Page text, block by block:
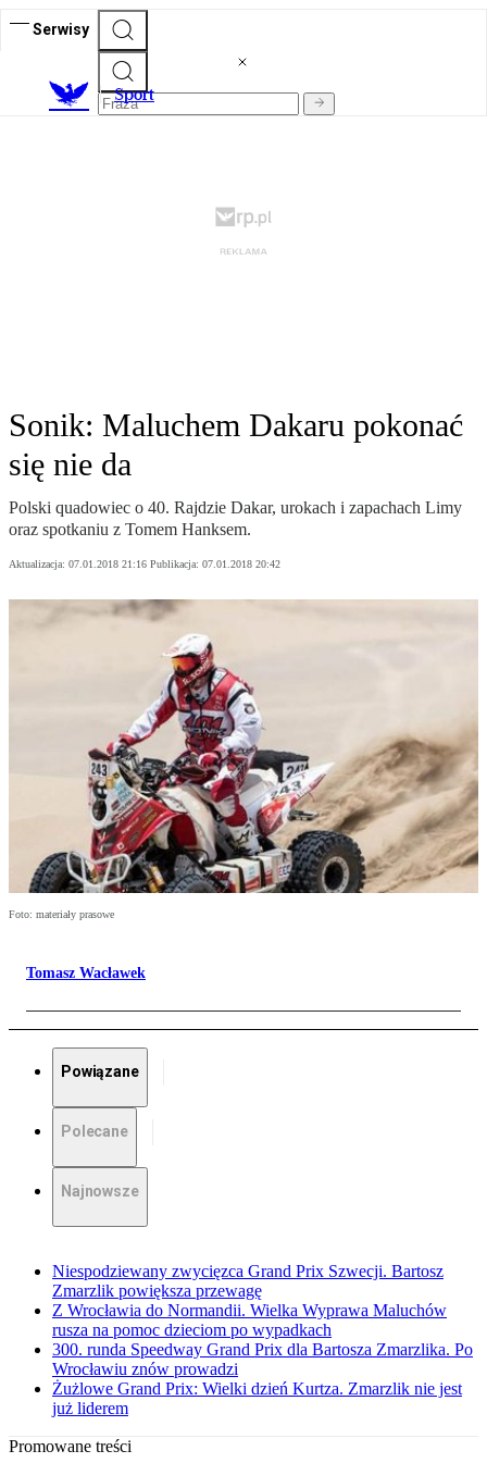
Serwisy
Sport
Sonik: Maluchem Dakaru pokonać
się nie da
Polski quadowiec o 40. Rajdzie Dakar, urokach i zapachach Limy
oraz spotkaniu z Tomem Hanksem.
Aktualizacja: 07.01.2018 21:16 Publikacja: 07.01.2018 20:42
Foto: materiały prasowe
Tomasz Wacławek
Powiązane
Polecane
Najnowsze
Niespodziewany zwycięzca Grand Prix Szwecji. Bartosz
Zmarzlik powiększa przewagę
Z Wrocławia do Normandii. Wielka Wyprawa Maluchów
rusza na pomoc dzieciom po wypadkach
300. runda Speedway Grand Prix dla Bartosza Zmarzlika. Po
Wrocławiu znów prowadzi
Żużlowe Grand Prix: Wielki dzień Kurtza. Zmarzlik nie jest
już liderem
Promowane treści